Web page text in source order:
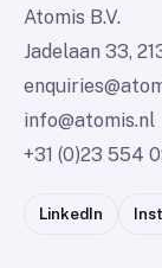
Atomis B.V.
Jadelaan 33,
info@atomis.nl
+31 (0)23 554
LinkedIn